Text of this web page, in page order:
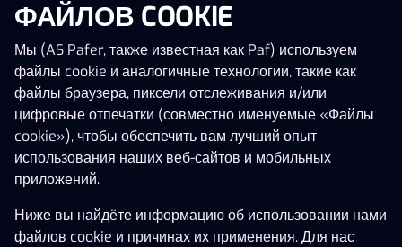
Нажми в любое место!
ФАЙЛОВ COOKIE
Мы (AS Pafer, также известная как Paf) используем
файлы cookie и аналогичные технологии, такие как
файлы браузера, пиксели отслеживания и/или
цифровые отпечатки (совместно именуемые «Файлы
cookie»), чтобы обеспечить вам лучший опыт
использования наших веб-сайтов и мобильных
приложений.
Ниже вы найдёте информацию об использовании нами
файлов cookie и причинах их применения. Для нас